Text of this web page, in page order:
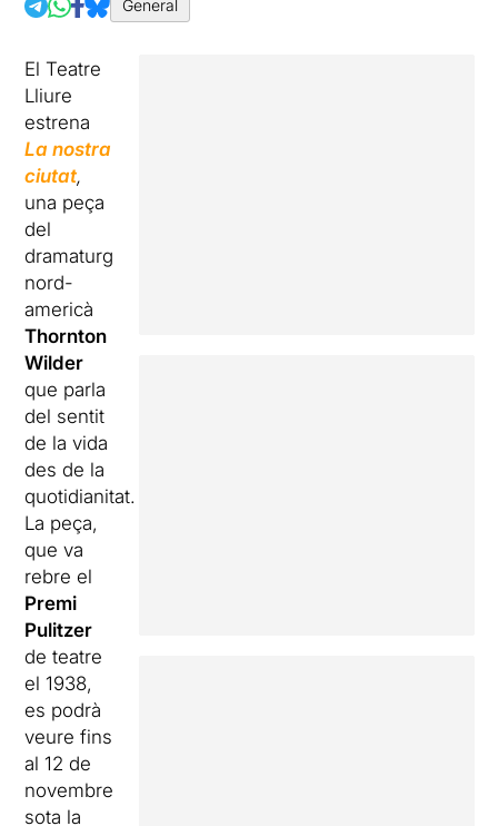
General
El Teatre
Lliure
estrena
La nostra
ciutat,
una peça
del
dramaturg
nord-
americà
Thornton
Wilder
que parla
del sentit
de la vida
des de la
quotidianitat.
La peça,
que va
rebre el
Premi
Pulitzer
de teatre
el 1938,
es podrà
veure fins
al 12 de
novembre
sota la